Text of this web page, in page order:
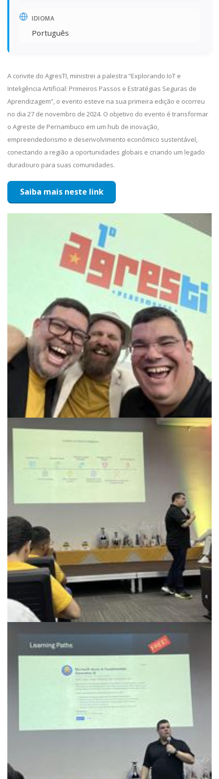
IDIOMA
Português
A convite do AgresTI, ministrei a palestra “Explorando IoT e
Inteligência Artificial: Primeiros Passos e Estratégias Seguras de
Aprendizagem”, o evento esteve na sua primeira edição e ocorreu
no dia 27 de novembro de 2024. O objetivo do evento é transformar
o Agreste de Pernambuco em um hub de inovação,
empreendedorismo e desenvolvimento econômico sustentável,
conectando a região a oportunidades globais e criando um legado
duradouro para suas comunidades.
Saiba mais neste link